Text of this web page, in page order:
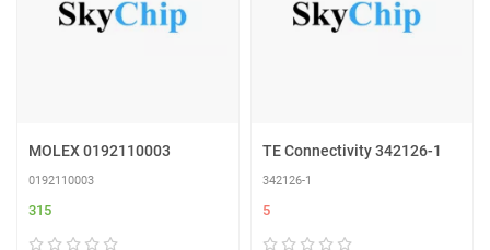
MOLEX 0192110003
0192110003
315
TE Connectivity 342126-1
342126-1
5